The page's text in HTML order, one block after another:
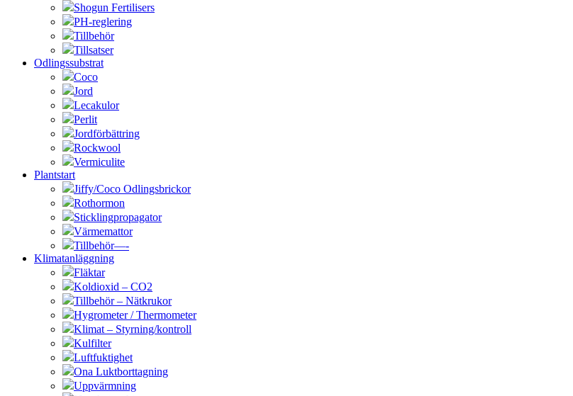
Shogun Fertilisers
PH-reglering
Tillbehör
Tillsatser
Odlingssubstrat
Coco
Jord
Lecakulor
Perlit
Jordförbättring
Rockwool
Vermiculite
Plantstart
Jiffy/Coco Odlingsbrickor
Rothormon
Sticklingpropagator
Värmemattor
Tillbehör—-
Klimatanläggning
Fläktar
Koldioxid – CO2
Tillbehör – Nätkrukor
Hygrometer / Thermometer
Klimat – Styrning/kontroll
Kulfilter
Luftfuktighet
Ona Luktborttagning
Uppvärmning